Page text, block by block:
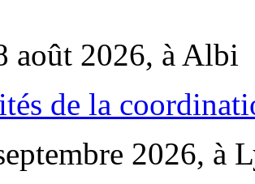
août 2026, à Albi
de la
2026, à